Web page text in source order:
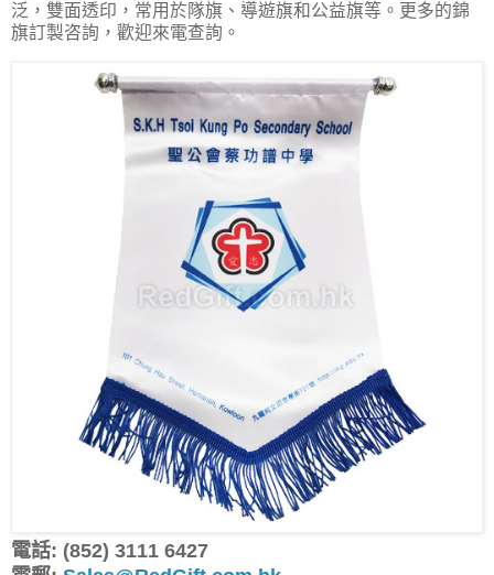
泛，雙面透印，常用於隊旗、導遊旗和公益旗等。更多的錦
旗訂製咨詢，歡迎來電查詢。
電話: (852) 3111 6427